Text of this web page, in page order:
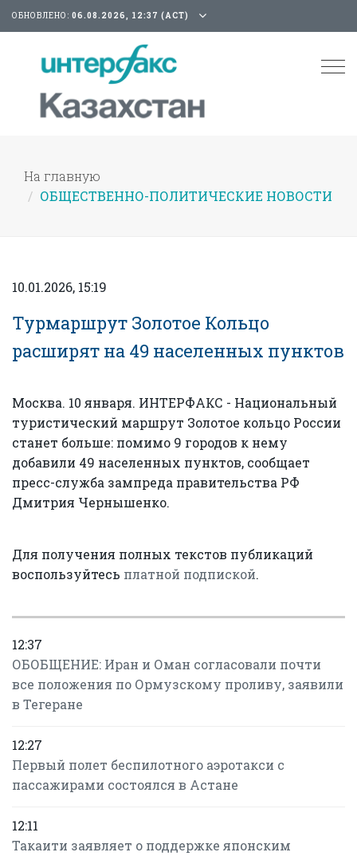
ОБНОВЛЕНО: 06.08.2026, 12:37 (АСТ)
На главную
ОБЩЕСТВЕННО-ПОЛИТИЧЕСКИЕ НОВОСТИ
10.01.2026, 15:19
Турмаршрут Золотое Кольцо
расширят на 49 населенных пунктов
Москва. 10 января. ИНТЕРФАКС - Национальный
туристический маршрут Золотое кольцо России
станет больше: помимо 9 городов к нему
добавили 49 населенных пунктов, сообщает
пресс-служба зампреда правительства РФ
Дмитрия Чернышенко.
Для получения полных текстов публикаций
воспользуйтесь платной подпиской.
12:37
ОБОБЩЕНИЕ: Иран и Оман согласовали почти
все положения по Ормузскому проливу, заявили
в Тегеране
12:27
Первый полет беспилотного аэротакси с
пассажирами состоялся в Астане
12:11
Такаити заявляет о поддержке японским